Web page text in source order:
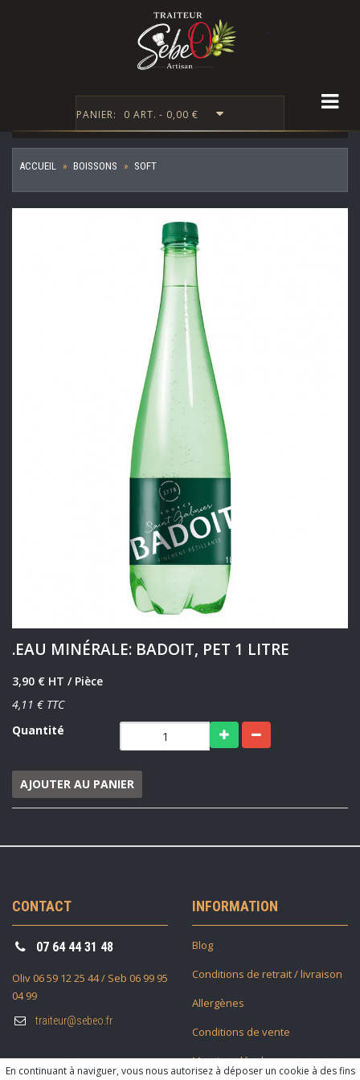
PANIER: 0 ART. - 0,00 €
ACCUEIL BOISSONS SOFT
.EAU MINÉRALE: BADOIT, PET 1 LITRE
3,90 € HT / Pièce
4,11 € TTC
Quantité
AJOUTER AU PANIER
CONTACT
Oliv 06 59 12 25 44 / Seb 06 99 95
04 99
07 64 44 31 48
traiteur@sebeo.fr
INFORMATION
Blog
Conditions de retrait / livraison
Allergènes
Conditions de vente
Mentions légales
En continuant à naviguer, vous nous autorisez à déposer un cookie à des fins